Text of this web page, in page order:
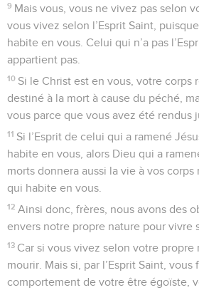
9 Mais vous, vous ne vivez pas selon
vous vivez selon l’Esprit Saint,
habite en vous. Celui qui n’a pas
appartient pas.
10 Si le Christ est en vous, votre corps
destiné à la mort à cause du péché,
vous parce que vous avez été rendus
11 Si l’Esprit de celui qui a ramené
habite en vous, alors Dieu qui a
morts donnera aussi la vie à vos corps
qui habite en vous.
12 Ainsi donc, frères, nous avons des
envers notre propre nature pour vivre
13 Car si vous vivez selon votre propre
mourir. Mais si, par l’Esprit Saint, vous
comportement de votre être égoïste,